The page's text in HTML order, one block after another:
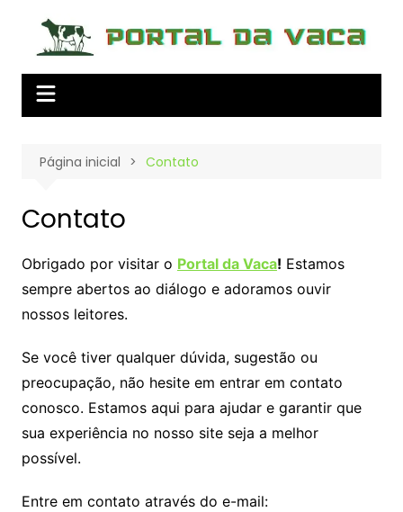
conteúdo
Página inicial Contato
Contato
Obrigado por visitar o Portal da Vaca! Estamos
sempre abertos ao diálogo e adoramos ouvir
nossos leitores.
Se você tiver qualquer dúvida, sugestão ou
preocupação, não hesite em entrar em contato
conosco. Estamos aqui para ajudar e garantir que
sua experiência no nosso site seja a melhor
possível.
Entre em contato através do e-mail: